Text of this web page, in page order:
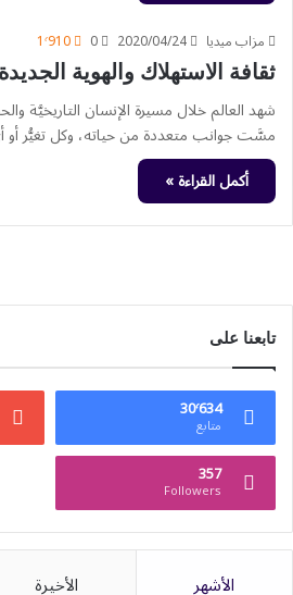
مزاب ميديا 2020/04/24
0 1٬910
ثقافة الاستهلاك والهوية الجديدة
شهد العالم خلال مسيرة الإنسان التاريخيَّة
مسَّت جوانب متعددة من حياته، وكل تغيُّر أو
أكمل القراءة »
تابعنا على
30٬634
متابع
357
Followers
الأشهر الأخيرة